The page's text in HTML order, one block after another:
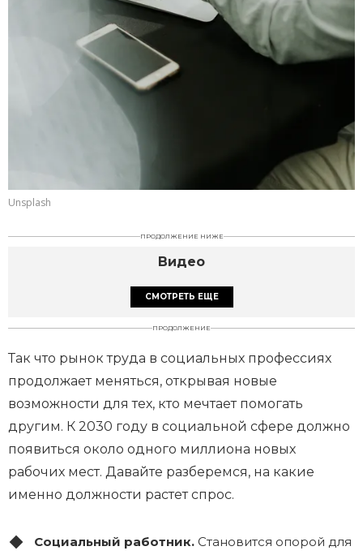
Unsplash
ПРОДОЛЖЕНИЕ НИЖЕ
Видео
СМОТРЕТЬ ЕЩЕ
ПРОДОЛЖЕНИЕ
Так что рынок труда в социальных профессиях
продолжает меняться, открывая новые
возможности для тех, кто мечтает помогать
другим. К 2030 году в социальной сфере должно
появиться около одного миллиона новых
рабочих мест. Давайте разберемся, на какие
именно должности растет спрос.
Социальный работник. Становится опорой для